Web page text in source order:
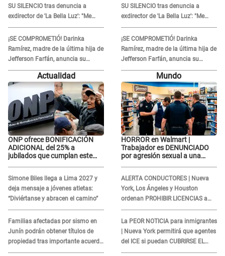
SU SILENCIO tras denuncia a
exdirector de 'La Bella Luz': "Me
basta con que ella esté bien"
¡SE COMPROMETIÓ! Darinka
Ramírez, madre de la última hija de
Jefferson Farfán, anuncia su
compromiso: "Sí, para siempre"
SU SILENCIO tras denuncia a
exdirector de 'La Bella Luz': "Me
basta con que ella esté bien"
¡SE COMPROMETIÓ! Darinka
Ramírez, madre de la última hija de
Jefferson Farfán, anuncia su
compromiso: "Sí, para siempre"
Actualidad
ONP ofrece BONIFICACIÓN
ADICIONAL del 25% a
jubilados que cumplan este
Simone Biles llega a Lima 2027 y
deja mensaje a jóvenes atletas:
“Diviértanse y abracen el camino”
Familias afectadas por sismo en
Junín podrán obtener títulos de
propiedad tras importante acuerdo
de Cofopri
Mundo
HORROR en Walmart |
Trabajador es DENUNCIADO
por agresión sexual a una
ALERTA CONDUCTORES | Nueva
York, Los Ángeles y Houston
ordenan PROHIBIR LICENCIAS a
quienes no presenten ESTE
DOCUMENTO
La PEOR NOTICIA para inmigrantes
| Nueva York permitirá que agentes
del ICE si puedan CUBRIRSE EL
ROSTRO